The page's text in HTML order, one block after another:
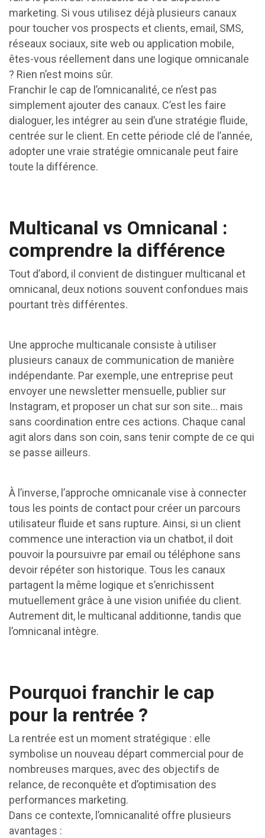
marketing. Si vous utilisez déjà plusieurs canaux
pour toucher vos prospects et clients, email, SMS,
réseaux sociaux, site web ou application mobile,
êtes-vous réellement dans une logique omnicanale
? Rien n’est moins sûr.
Franchir le cap de l’omnicanalité, ce n’est pas
simplement ajouter des canaux. C’est les faire
dialoguer, les intégrer au sein d’une stratégie fluide,
centrée sur le client. En cette période clé de l’année,
adopter une vraie stratégie omnicanale peut faire
toute la différence.
Multicanal vs Omnicanal :
comprendre la différence
Tout d’abord, il convient de distinguer multicanal et
omnicanal, deux notions souvent confondues mais
pourtant très différentes.
Une approche multicanale consiste à utiliser
plusieurs canaux de communication de manière
indépendante. Par exemple, une entreprise peut
envoyer une newsletter mensuelle, publier sur
Instagram, et proposer un chat sur son site… mais
sans coordination entre ces actions. Chaque canal
agit alors dans son coin, sans tenir compte de ce qui
se passe ailleurs.
À l’inverse, l’approche omnicanale vise à connecter
tous les points de contact pour créer un parcours
utilisateur fluide et sans rupture. Ainsi, si un client
commence une interaction via un chatbot, il doit
pouvoir la poursuivre par email ou téléphone sans
devoir répéter son historique. Tous les canaux
partagent la même logique et s’enrichissent
mutuellement grâce à une vision unifiée du client.
Autrement dit, le multicanal additionne, tandis que
l’omnicanal intègre.
Pourquoi franchir le cap
pour la rentrée ?
La rentrée est un moment stratégique : elle
symbolise un nouveau départ commercial pour de
nombreuses marques, avec des objectifs de
relance, de reconquête et d’optimisation des
performances marketing.
Dans ce contexte, l’omnicanalité offre plusieurs
avantages :